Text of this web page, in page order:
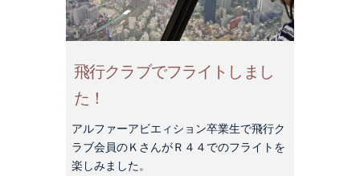
飛行クラブでフライトしまし
た！
アルファーアビエィション卒業生で飛行ク
ラブ会員のＫさんがＲ４４でのフライトを
楽しみました。